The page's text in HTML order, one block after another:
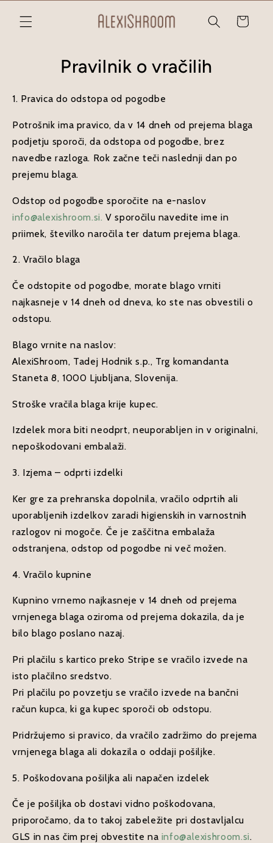
Preskoči
na
vsebino
Košarica
Pravilnik o vračilih
1. Pravica do odstopa od pogodbe
Potrošnik ima pravico, da v 14 dneh od prejema blaga
podjetju sporoči, da odstopa od pogodbe, brez
navedbe razloga. Rok začne teči naslednji dan po
prejemu blaga.
Odstop od pogodbe sporočite na e-naslov
info@alexishroom.si. V sporočilu navedite ime in
priimek, številko naročila ter datum prejema blaga.
2. Vračilo blaga
Če odstopite od pogodbe, morate blago vrniti
najkasneje v 14 dneh od dneva, ko ste nas obvestili o
odstopu.
Blago vrnite na naslov:
AlexiShroom, Tadej Hodnik s.p., Trg komandanta
Staneta 8, 1000 Ljubljana, Slovenija.
Stroške vračila blaga krije kupec.
Izdelek mora biti neodprt, neuporabljen in v originalni,
nepoškodovani embalaži.
3. Izjema – odprti izdelki
Ker gre za prehranska dopolnila, vračilo odprtih ali
uporabljenih izdelkov zaradi higienskih in varnostnih
razlogov ni mogoče. Če je zaščitna embalaža
odstranjena, odstop od pogodbe ni več možen.
4. Vračilo kupnine
Kupnino vrnemo najkasneje v 14 dneh od prejema
vrnjenega blaga oziroma od prejema dokazila, da je
bilo blago poslano nazaj.
Pri plačilu s kartico preko Stripe se vračilo izvede na
isto plačilno sredstvo.
Pri plačilu po povzetju se vračilo izvede na bančni
račun kupca, ki ga kupec sporoči ob odstopu.
Pridržujemo si pravico, da vračilo zadržimo do prejema
vrnjenega blaga ali dokazila o oddaji pošiljke.
5. Poškodovana pošiljka ali napačen izdelek
Če je pošiljka ob dostavi vidno poškodovana,
priporočamo, da to takoj zabeležite pri dostavljalcu
GLS in nas čim prej obvestite na info@alexishroom.si.